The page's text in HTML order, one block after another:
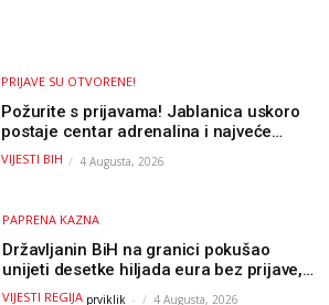
PRIJAVE SU OTVORENE!
Požurite s prijavama! Jablanica uskoro
postaje centar adrenalina i najveće
outdoor avanture ovog ljeta
VIJESTI BIH 4 Augusta, 2026
PAPRENA KAZNA
Državljanin BiH na granici pokušao
unijeti desetke hiljada eura bez prijave,
uslijedila “paprena” kazna
VIJESTI REGIJA prviklik - 4 Augusta, 2026